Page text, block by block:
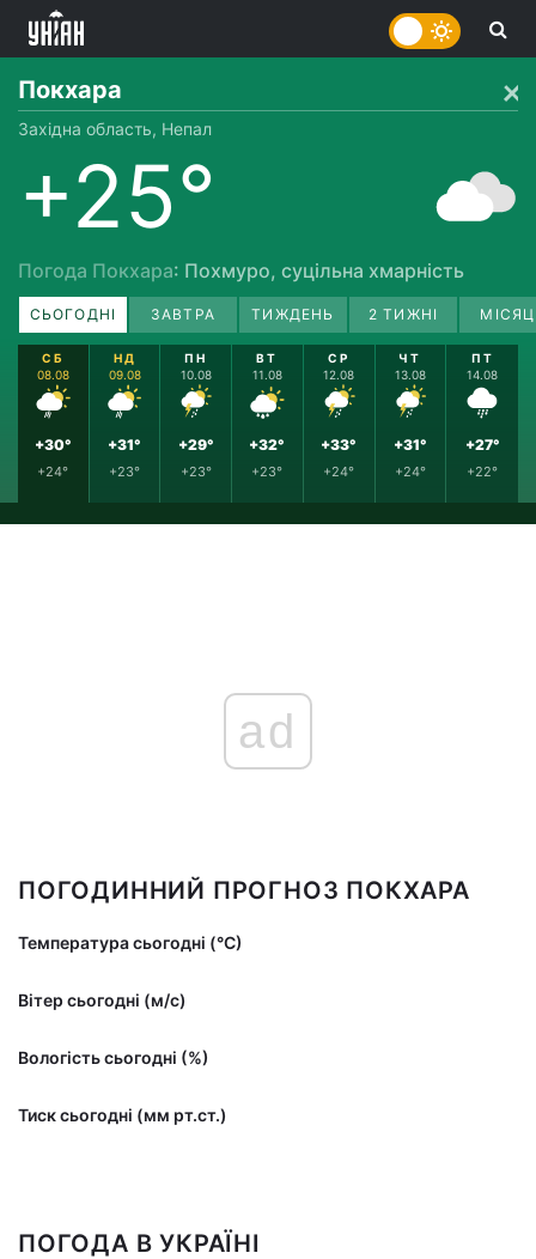
Покхара
Західна область, Непал
+25°
Погода Покхара: Похмуро, суцільна хмарність
СЬОГОДНІ ЗАВТРА ТИЖДЕНЬ 2 ТИЖНІ
СБ
08.08
+30°
+24°
НД
09.08
+31°
+23°
ПН
10.08
+29°
+23°
ВТ
11.08
+32°
+23°
СР
12.08
+33°
+24°
ЧТ
13.08
+31°
+24°
ПТ
14.08
+27°
+22°
ad
ПОГОДИННИЙ ПРОГНОЗ ПОКХАРА
Температура сьогодні (°С)
Вітер сьогодні (м/с)
Вологість сьогодні (%)
Тиск сьогодні (мм рт.ст.)
ПОГОДА В УКРАЇНІ